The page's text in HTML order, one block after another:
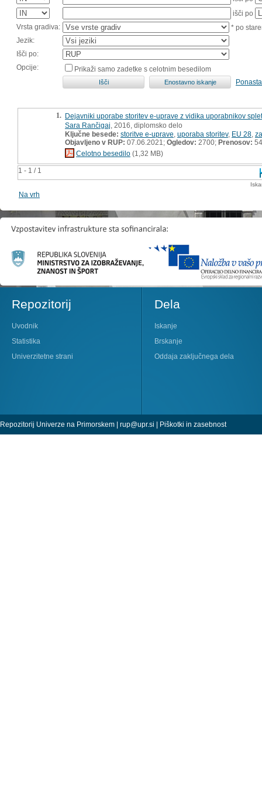
išči po
Vrsta gradiva:
* po
Jezik:
Išči po:
Opcije:
Prikaži samo zadetke s celotnim besedilom
1 - 1 / 1
1. Dejavniki uporabe storitev e-uprave z vidika uporabnikov
Sara Rančigaj , 2016, diplomsko delo
Ključne besede: storitve e-uprave uporaba storitev, EU 28
Objavljeno v RUP: 07.06.2021; Ogledov: 2700; Prenosov: 54
Celotno besedilo (1,32 MB)
Na vrh
Repozitorij
Uvodnik
Statistika
Univerzitetne strani
Dela
Iskanje
Brskanje
Oddaja zaključnega dela
Repozitorij Univerze na Primorskem | rup@upr.si | Piškotki in zasebnost